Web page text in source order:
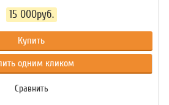
15 000руб.
Купить
одним кликом
Сравнить